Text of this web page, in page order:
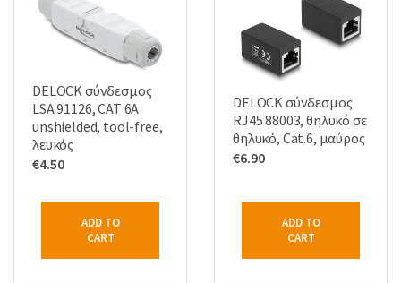
DELOCK σύνδεσμος
LSA 91126, CAT 6A
unshielded, tool-free,
λευκός
€4.50
ADD TO
CART
DELOCK σύνδεσμος
RJ45 88003, θηλυκό σε
θηλυκό, Cat.6, μαύρος
€6.90
ADD TO
CART